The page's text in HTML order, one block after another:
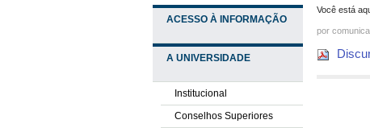
ACESSO À INFORMAÇÃO
A UNIVERSIDADE
Institucional
Conselhos Superiores
Você está
por